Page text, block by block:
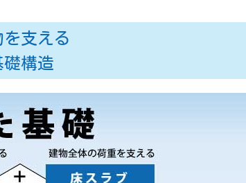
を支える
礎構造